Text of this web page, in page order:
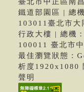
鐵道部園區 | 總
103011臺北市大
行政大樓 | 總機
100011 臺北市
最佳瀏覽狀態：
析度1920x1080
聲明